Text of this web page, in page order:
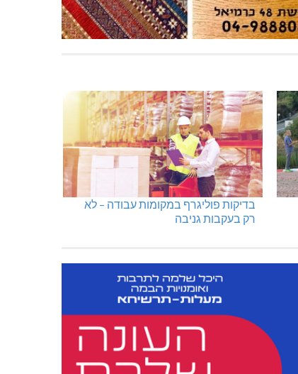
בדיקות פוליגרף במקומות עבודה – לא
רק בעקבות גניבה